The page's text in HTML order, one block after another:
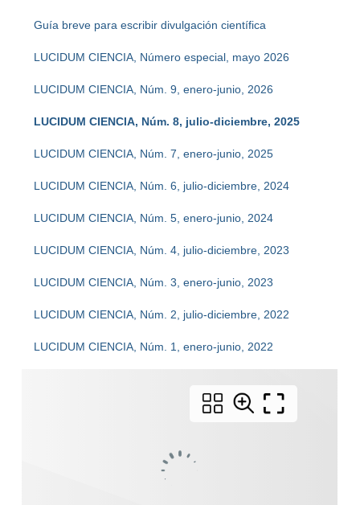
Guía breve para escribir divulgación científica
LUCIDUM CIENCIA, Número especial, mayo 2026
LUCIDUM CIENCIA, Núm. 9, enero-junio, 2026
LUCIDUM CIENCIA, Núm. 8, julio-diciembre, 2025
LUCIDUM CIENCIA, Núm. 7, enero-junio, 2025
LUCIDUM CIENCIA, Núm. 6, julio-diciembre, 2024
LUCIDUM CIENCIA, Núm. 5, enero-junio, 2024
LUCIDUM CIENCIA, Núm. 4, julio-diciembre, 2023
LUCIDUM CIENCIA, Núm. 3, enero-junio, 2023
LUCIDUM CIENCIA, Núm. 2, julio-diciembre, 2022
LUCIDUM CIENCIA, Núm. 1, enero-junio, 2022